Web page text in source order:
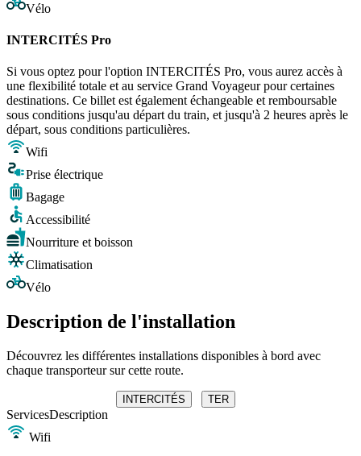
Vélo
INTERCITÉS Pro
Si vous optez pour l'option INTERCITÉS Pro, vous aurez accès à
une flexibilité totale et au service Grand Voyageur pour certaines
destinations. Ce billet est également échangeable et remboursable
sous conditions jusqu'au départ du train, et jusqu'à 2 heures après le
départ, sous conditions particulières.
Wifi
Prise électrique
Bagage
Accessibilité
Nourriture et boisson
Climatisation
Vélo
Description de l'installation
Découvrez les différentes installations disponibles à bord avec
chaque transporteur sur cette route.
INTERCITÉS TER
ServicesDescription
Wifi